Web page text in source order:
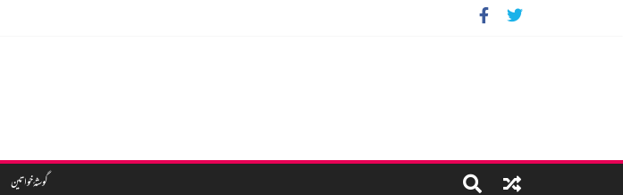
گوشۂ خواتین